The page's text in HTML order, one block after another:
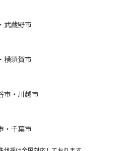
武蔵野市
横須賀市
市・川越市
・千葉市